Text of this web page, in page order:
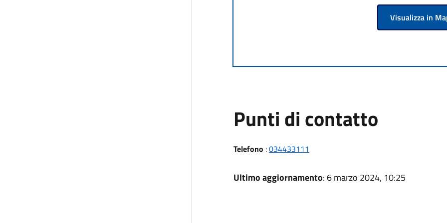
Visualizza in
Punti di contatto
Telefono :034433111
Ultimo aggiornamento: 6 marzo 2024, 10:25